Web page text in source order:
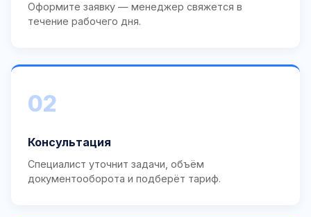
Оформите заявку — менеджер свяжется в
течение рабочего дня.
02
Консультация
Специалист уточнит задачи, объём
документооборота и подберёт тариф.